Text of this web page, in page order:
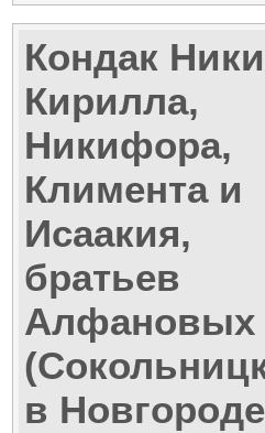
Кондак
Кирилла,
Никифора,
Климента и
Исаакия,
братьев
Алфановых
в Новгороде